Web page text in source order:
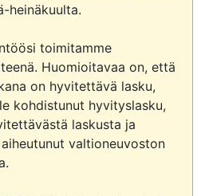
heinäkuulta.
toimitamme
Huomioitavaa on, että
on hyvitettävä lasku,
kohdistunut hyvityslasku,
laskusta ja
valtioneuvoston